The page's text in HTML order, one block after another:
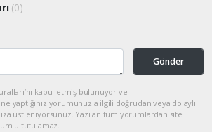
(0)
Gönder
kabul etmiş bulunuyor ve
yaptığınız yorumunuzla ilgili doğrudan veya dolaylı
üstleniyorsunuz. Yazılan tüm yorumlardan site
tutulamaz.